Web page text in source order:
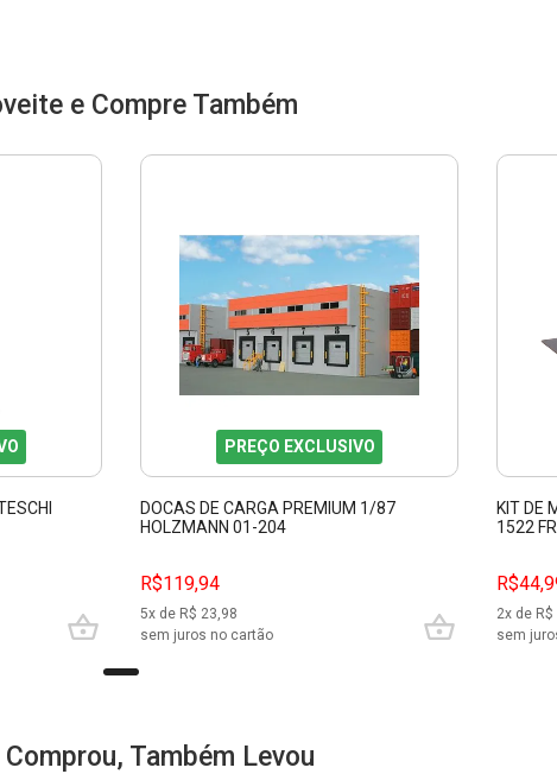
e Compre Também
PREÇO EXCLUSIVO
DOCAS DE CARGA PREMIUM 1/87
HOLZMANN 01-204
R$119,94
5x de R$ 23,98
sem juros no cartão
KIT DE
1522
2x de R$
sem
Comprou, Também Levou